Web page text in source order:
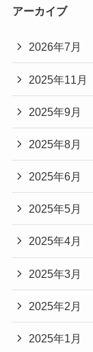
アーカイブ
2026年7月
2025年11月
2025年9月
2025年8月
2025年6月
2025年5月
2025年4月
2025年3月
2025年2月
2025年1月